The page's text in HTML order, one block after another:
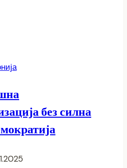
без силна